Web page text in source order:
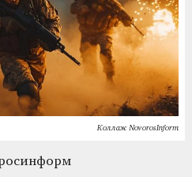
Коллаж NovorosInform